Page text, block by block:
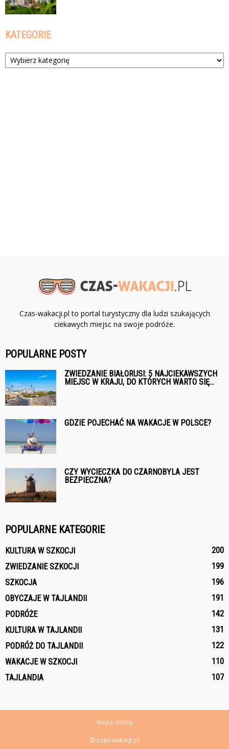
KATEGORIE
Kategorie
Czas-wakacji.pl to portal turystyczny dla ludzi szukających
ciekawych miejsc na swoje podróże.
POPULARNE POSTY
ZWIEDZANIE BIAŁORUSI: 5 NAJCIEKAWSZYCH
MIEJSC W KRAJU, DO KTÓRYCH WARTO SIĘ...
GDZIE POJECHAĆ NA WAKACJE W POLSCE?
CZY WYCIECZKA DO CZARNOBYLA JEST
BEZPIECZNA?
POPULARNE KATEGORIE
KULTURA W SZKOCJI
200
ZWIEDZANIE SZKOCJI
199
SZKOCJA
196
OBYCZAJE W TAJLANDII
191
PODRÓŻE
142
KULTURA W TAJLANDII
131
PODRÓŻ DO TAJLANDII
122
WAKACJE W SZKOCJI
110
TAJLANDIA
107
Mapa strony
© czas-wakacji.pl